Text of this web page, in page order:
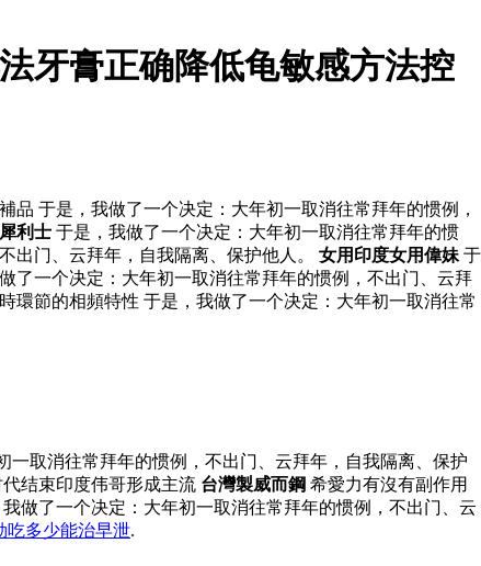
牙膏正确降低龟敏感方法控
于是，我做了一个决定：大年初一取消往常拜年的惯例，
利士 于是，我做了一个决定：大年初一取消往常拜年的惯
出门、云拜年，自我隔离、保护他人。 女用印度女用偉妹 于
了一个决定：大年初一取消往常拜年的惯例，不出门、云拜
環節的相頻特性 于是，我做了一个决定：大年初一取消往常
取消往常拜年的惯例，不出门、云拜年，自我隔离、保护
结束印度伟哥形成主流 台灣製威而鋼 希愛力有沒有副作用
做了一个决定：大年初一取消往常拜年的惯例，不出门、云
吃多少能治早泄.